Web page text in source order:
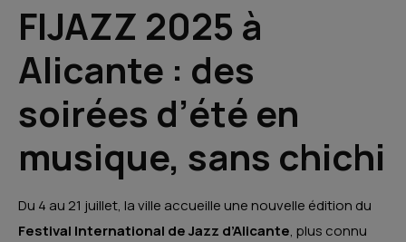
FIJAZZ 2025 à
Alicante : des
soirées d’été en
musique, sans chichi
Du 4 au 21 juillet, la ville accueille une nouvelle édition du
Festival International de Jazz d’Alicante, plus connu